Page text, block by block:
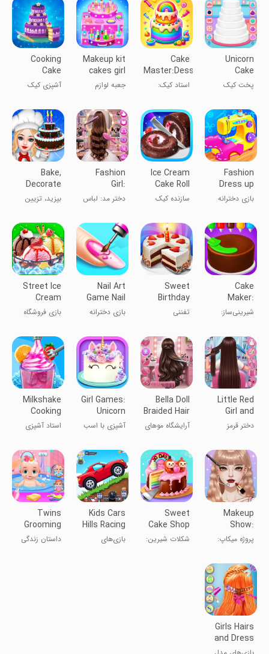
Unicorn
Cake
Cooking
پخت کیک
Cake
Master:Dessert
Maker
استاد کیک:
دسر
Makeup kit
cakes girl
games
جعبه لوازم
دخترانه
Cooking
Cake
Bakery
Store: Sta
آشپزی کیک
نانوایی: استا
Fashion
Dress up
girls games
بازی دخترانه
Ice Cream
Cake Roll
Maker
سازنده کیک
Fashion
Girl:
Dressup &
Hair
دختر مد: لباس
Bake,
Decorate
and Serve
Cakes
بپزید، تزیین
سرو کنید
Cake
Maker:
Cooking
Cake
شیرینی‌ساز:
کردن کیک
Sweet
Birthday
Cake Maker
تفننی
Nail Art
Game Nail
Salon
Games
بازی دخترانه
Street Ice
Cream
Shop Game
بازی فروشگاه
Little Red
Girl and
Wolfy
دختر قرمز
Bella Doll
Braided Hair
Salon
آرایشگاه موهای
بلا
Girl Games:
Unicorn
Cooking
آشپزی با اسب
Milkshake
Cooking
Master
استاد آشپزی
Makeup
Show:
Makeover
Salon
پروژه میکاپ:
چهره
Sweet
Cake Shop
2: Baking
شکلات شیرین:
Kids Cars
Hills Racing
games
بازی‌های
Twins
Grooming
Care Life
داستان زندگی
Girls Hairs
and Dress
Up Games